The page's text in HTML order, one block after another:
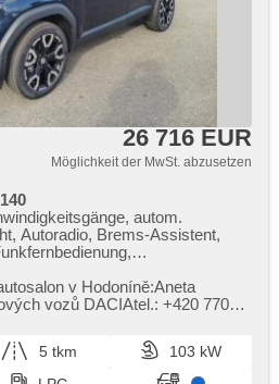
26 716 EUR
Möglichkeit der MwSt. abzusetzen
autom.
Autoradio, Brems-Assistent,
El. Seitenscheiben, El.
El. Deckel des
Handgetriebe, Nebelscheinwerfer,
einstellbar, Bordcomputer,
Vorderlichter LED,
v Hodoníně:Aneta
vozů DACIAtel.: ​+420 770
5 tkm
103 kW